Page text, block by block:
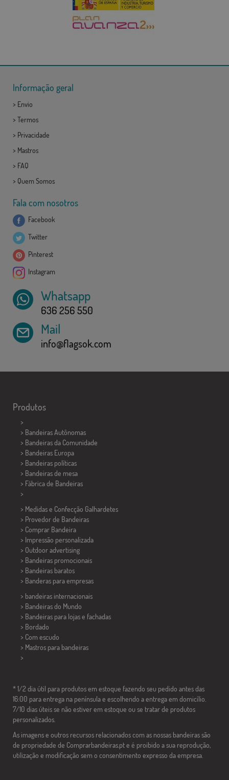
Informação geral
> Envio
> Termos
> Privacidade
> Mastros
> FAQ
> Quem Somos
Fala com nosotros
Facebook
Twitter
Pinterest
Instagram
Whatsapp
636 256 550
Mail
info@flagsok.com
Produtos
>
> Bandeiras Autônomas
> Bandeiras da Comunidade
> Bandeiras Europa
> Bandeiras políticas
> Bandeiras de mesa
> Fábrica de Bandeiras
>
> Medidas e Confecção Galhardetes
> Provedor de Bandeiras
> Comprar Bandeira
> Impressão personalizada
> Outdoor advertising
> Bandeiras promocionais
> Bandeiras baratos
> Banderas para empresas
> bandeiras internacionais
> Bandeiras do Mundo
> Bandeiras para lojas e fachadas
> Bordado
> Com escudo
> Mastros para bandeiras
>
* 1/2 dia útil para produtos em estoque fazendo seu pedido antes das
16:00 para entrega na península e escolhendo a entrega em domicílio.
7/10 dias úteis se não estiver em estoque ou se tratar de produtos
personalizados.
As imagens e outros recursos relacionados com as nossas bandeiras são
de propriedade de Comprarbandeiras.pt e é proibido a sua reprodução,
utilização e modificação sem o consentimento expresso da empresa.